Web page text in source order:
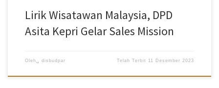
Lirik Wisatawan Malaysia, DPD
Asita Kepri Gelar Sales Mission
Oleh␣ disbudpar Telah Terbit 11 Desember 2023